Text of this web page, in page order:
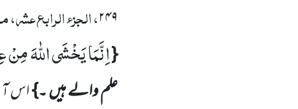
۲۴۹، الجزء الرابع عشر،
{اِنَّمَا یَخْشَى اللّٰهَ مِنْ
علم والے ہیں ۔}اس